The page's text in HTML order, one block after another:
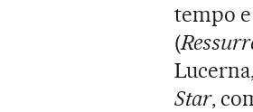
tempo
(
Star,